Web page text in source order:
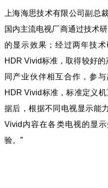
上海海思技术有限公司副总
国内主流电视厂商通过技术
的显示效果；经过两年技
HDR Vivid标准，取得较好
同产业伙伴相互合作，参
HDR Vivid标准，标准定义
据后，根据不同电视显示能
Vivid内容在各类电视的显
验。”